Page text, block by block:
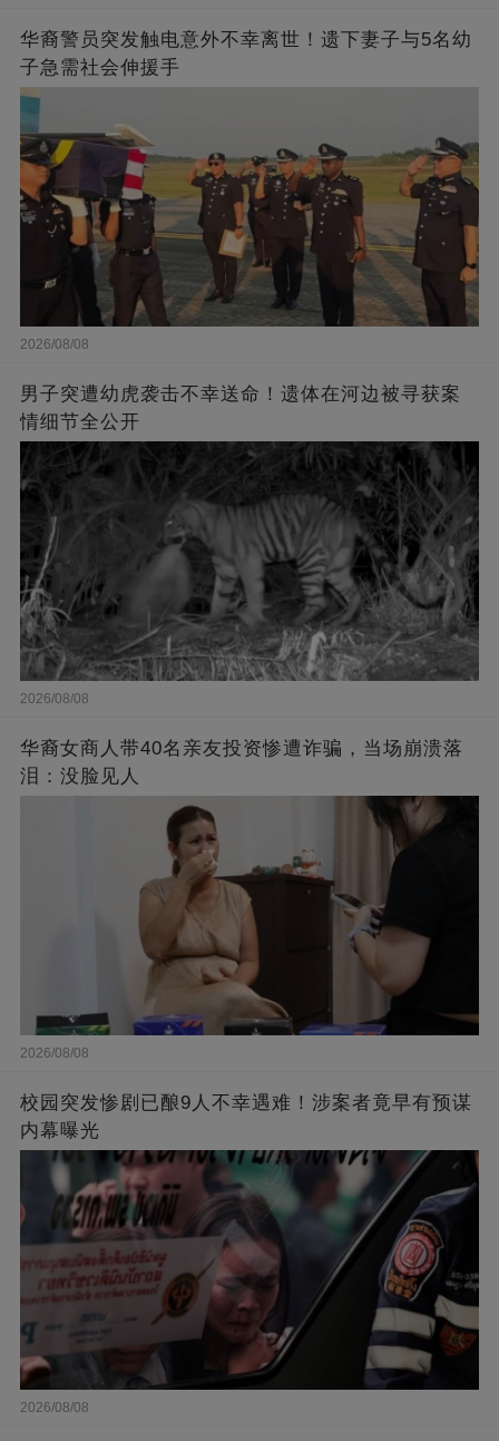
华裔警员突发触电意外不幸离世！遗下妻子与5名幼
子急需社会伸援手
2026/08/08
男子突遭幼虎袭击不幸送命！遗体在河边被寻获案
情细节全公开
2026/08/08
华裔女商人带40名亲友投资惨遭诈骗，当场崩溃落
泪：没脸见人
2026/08/08
校园突发惨剧已酿9人不幸遇难！涉案者竟早有预谋
内幕曝光
2026/08/08